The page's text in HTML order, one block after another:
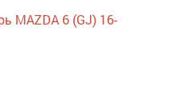
MAZDA 6 (GJ) 16-